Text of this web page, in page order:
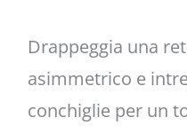
Drappeggia una
asimmetrico e
conchiglie per un